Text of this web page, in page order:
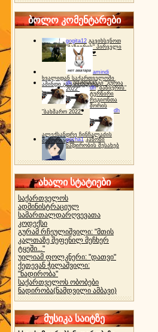
ბოლო კომენტარები
gogita12 გავიხსენოთ
"ბაზიერის" პირველი
ტურნირი ❤
amindi
ხვალიდან საქართველოში
ამინდი გაუარესდება
dh სპორტინგი "გურია
2022"
dh "ბაზიერის"
ტურნირი
რეგიონთა
შორის
"ბახმარო 2022"
dh
ალექსანდრე ჩინჩალაძის
მემორიალიgocha1 კანონი
ნადირობის შესახებ
ახალი სტატიები
საქართველოს
ადმინისტრაციულ
სამართალდარღვევათა
კოდექსი
გურამ რჩეულიშვილი: "მთის
კალთაზე შეფენილ მეჩხერ
ტყეში..."
უილიამ ფოლკნერი: "დათვი"
ქეთევან ჭილაშვილი:
"ნადირობა"
საქართველოს ობობები
ნადირობა(ნამდვილი ამბავი)
მუსიკა საიტზე